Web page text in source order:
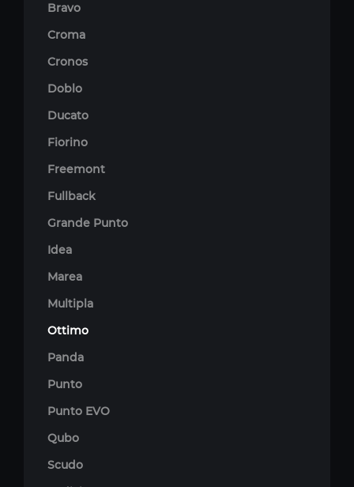
Bravo
Croma
Cronos
Doblo
Ducato
Fiorino
Freemont
Fullback
Grande Punto
Idea
Marea
Multipla
Ottimo
Panda
Punto
Punto EVO
Qubo
Scudo